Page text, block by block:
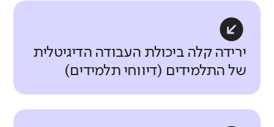
ירידה קלה ביכולת העבודה הדיגיטלית
של התלמידים (דיווחי תלמידים)